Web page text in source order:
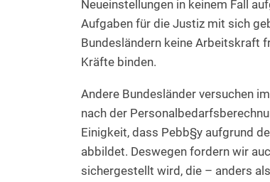
Neueinstellungen in keinem Fall
Aufgaben für die Justiz mit sich
Bundesländern keine Arbeitskraft
Kräfte binden.
Andere Bundesländer versuchen
nach der
Einigkeit, dass Pebb§y aufgrund
abbildet. Deswegen fordern wir
sichergestellt wird, die – anders